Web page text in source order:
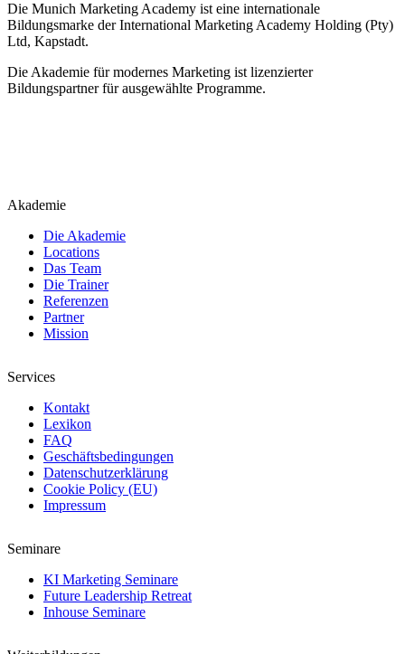
Die Munich Marketing Academy ist eine internationale
Bildungsmarke der International Marketing Academy Holding (Pty)
Ltd, Kapstadt.
Die Akademie für modernes Marketing ist lizenzierter
Bildungspartner für ausgewählte Programme.
Akademie
Die Akademie
Locations
Das Team
Die Trainer
Referenzen
Partner
Mission
Services
Kontakt
Lexikon
FAQ
Geschäftsbedingungen
Datenschutzerklärung
Cookie Policy (EU)
Impressum
Seminare
KI Marketing Seminare
Future Leadership Retreat
Inhouse Seminare